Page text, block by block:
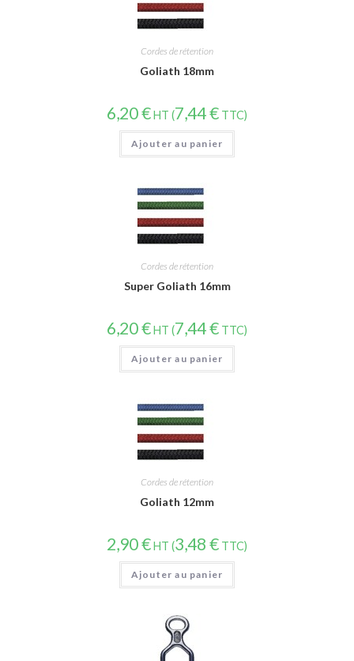
Cordes de rétention
Goliath 18mm
6,20€HT (7,44€ TTC)
Ajouter au panier
Cordes de rétention
Super Goliath 16mm
6,20€HT (7,44€ TTC)
Ajouter au panier
Cordes de rétention
Goliath 12mm
2,90€HT (3,48 € TTC)
Ajouter au panier